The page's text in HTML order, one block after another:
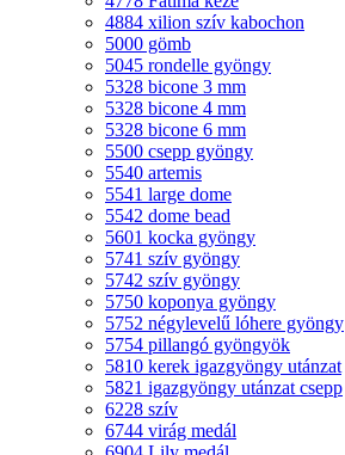
4884 xilion szív kabochon
5000 gömb
5045 rondelle gyöngy
5328 bicone 3 mm
5328 bicone 4 mm
5328 bicone 6 mm
5500 csepp gyöngy
5540 artemis
5541 large dome
5542 dome bead
5601 kocka gyöngy
5741 szív gyöngy
5742 szív gyöngy
5750 koponya gyöngy
5752 négylevelű lóhere gyöngy
5754 pillangó gyöngyök
5810 kerek igazgyöngy utánzat
5821 igazgyöngy utánzat csepp
6228 szív
6744 virág medál